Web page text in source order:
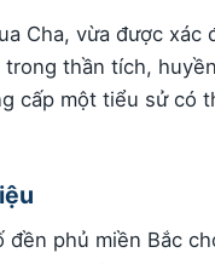
Cha, vừa được xác
thần tích,
cấp một tiểu sử có
phủ miền Bắc